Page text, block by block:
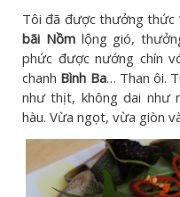
Tôi đã được thưởng thức
bãi Nồmlộng gió,
phức được nướng chín
chanh Bình Ba… Than ôi.
như thịt, không dai như
hàu. Vừa ngọt, vừa giòn